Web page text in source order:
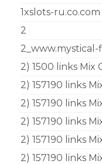
1xslots-
2
2) 1500 links Mix
2) 157190 links
2) 157190 links
2) 157190 links
2) 157190 links
2) 157190 links